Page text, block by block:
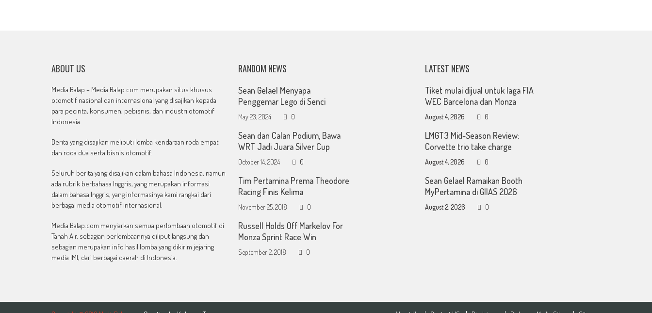
ABOUT US
Media Balap – Media Balap.com merupakan situs khusus
otomotif nasional dan internasional yang disajikan kepada
para pecinta, konsumen, pebisnis, dan industri otomotif
Indonesia.
Berita yang disajikan meliputi lomba kendaraan roda empat
dan roda dua serta bisnis otomotif.
Seluruh berita yang disajikan dalam bahasa Indonesia, namun
ada rubrik berbahasa Inggris, yang merupakan informasi
dalam bahasa Inggris, yang informasinya kami rangkai dari
berbagai media otomotif internasional.
Media Balap.com menyiarkan semua perlombaan otomotif di
Tanah Air, sebagian perlombaannya diliput langsung dan
sebagian merupakan info hasil lomba yang dikirim jejaring
media IMI, dari berbagai daerah di Indonesia.
RANDOM NEWS
Sean Gelael Menyapa
Penggemar Lego di Senci
May 23, 2024 0
Sean dan Calan Podium, Bawa
WRT Jadi Juara Silver Cup
October 14, 2024 0
Tim Pertamina Prema Theodore
Racing Finis Kelima
November 25, 2018 0
Russell Holds Off Markelov For
Monza Sprint Race Win
September 2, 2018 0
LATEST NEWS
Tiket mulai dijual untuk laga FIA
WEC Barcelona dan Monza
August 4, 2026 0
LMGT3 Mid-Season Review:
Corvette trio take charge
August 4, 2026 0
Sean Gelael Ramaikan Booth
MyPertamina di GIIAS 2026
August 2, 2026 0